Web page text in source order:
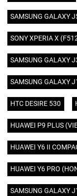
SAMSUNG GALAXY
SONY XPERIA X
SAMSUNG GALAXY
SAMSUNG GALAXY
HTC DESIRE 530
HUAWEI P9 PLUS
HUAWEI Y6 II
HUAWEI Y6 PRO
SAMSUNG GALAXY